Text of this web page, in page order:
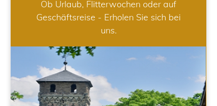
Ob Urlaub, Flitterwochen oder auf
Geschäftsreise - Erholen Sie sich bei
uns.